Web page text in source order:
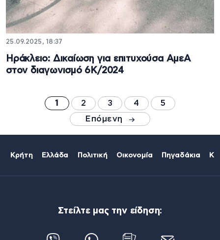
25.09.2025, 18:37
Ηράκλειο: Δικαίωση για επιτυχούσα ΑμεΑ
στον διαγωνισμό 6Κ/2024
1 2 3 4
5
Επόμενη
Κρήτη Ελλάδα Πολιτική Οικονομία Πηγαδάκια
Στείλτε μας την είδηση: